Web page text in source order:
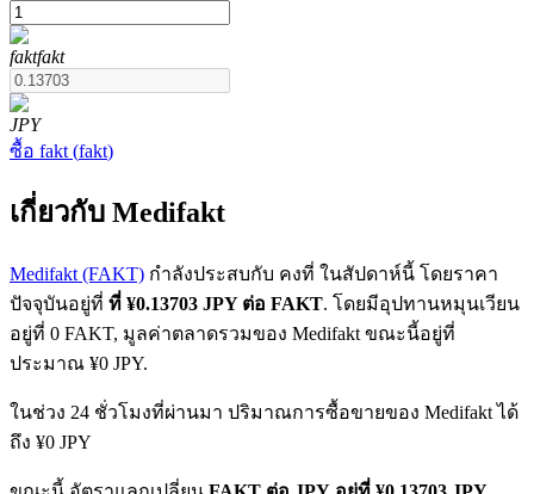
ฟิวเจอร์สที่ใช้ USDT เป็นหลักประกัน
ฟิวเจอร์ส COIN-M
ฟิวเจอร์สสกุลเงินดิจิทัล
TradFi
faktfakt
JPY
ซื้อ fakt (fakt)
เกี่ยวกับ Medifakt
Medifakt (FAKT) กำลังประสบกับ คงที่ ในสัปดาห์นี้ โดยราคา
ปัจจุบันอยู่ที่ ที่ ¥0.13703 JPY ต่อ FAKT. โดยมีอุปทานหมุนเวียน
อยู่ที่ 0 FAKT, มูลค่าตลาดรวมของ Medifakt ขณะนี้อยู่ที่
ประมาณ ¥0 JPY.
ในช่วง 24 ชั่วโมงที่ผ่านมา ปริมาณการซื้อขายของ Medifakt ได้
ถึง ¥0 JPY